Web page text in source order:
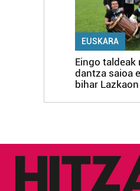
EUSKARA
Eingo taldeak
dantza saioa
bihar Lazkaon